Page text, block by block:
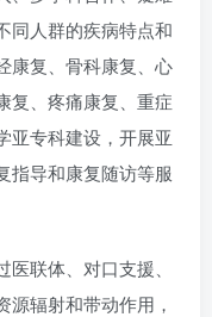
同人群的疾病特点和
康复、骨科康复、心
复、疼痛康复、重症
亚专科建设，开展亚
指导和康复随访等服
联体、对口支援、
辐射和带动作用，